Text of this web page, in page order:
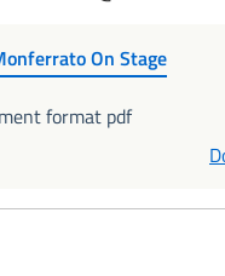
On Stage
format pdf